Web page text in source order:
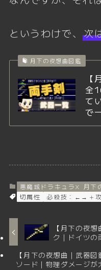
というわけで、次
月下の夜想曲図鑑
【
全
て
で
悪魔城ドラキュラX 月下
切属性
必殺技：←→＋
【月下の夜
ク｜ドイツの
【月下の夜想曲｜武器
ソード｜物理ダメージが